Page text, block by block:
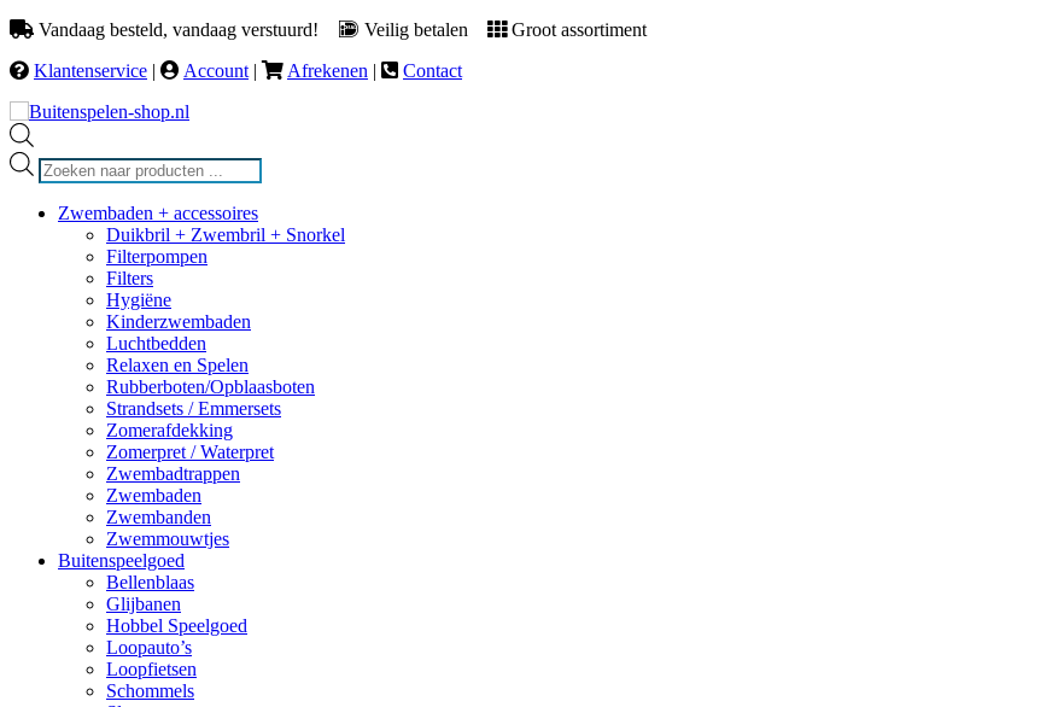
Vandaag besteld, vandaag verstuurd! Veilig betalen
Groot assortiment
Klantenservice | Account | Afrekenen | Contact
Producten
zoeken
Zwembaden + accessoires
Duikbril + Zwembril + Snorkel
Filterpompen
Filters
Hygiëne
Kinderzwembaden
Luchtbedden
Relaxen en Spelen
Rubberboten/Opblaasboten
Strandsets / Emmersets
Zomerafdekking
Zomerpret / Waterpret
Zwembadtrappen
Zwembaden
Zwembanden
Zwemmouwtjes
Buitenspeelgoed
Bellenblaas
Glijbanen
Hobbel Speelgoed
Loopauto’s
Loopfietsen
Schommels